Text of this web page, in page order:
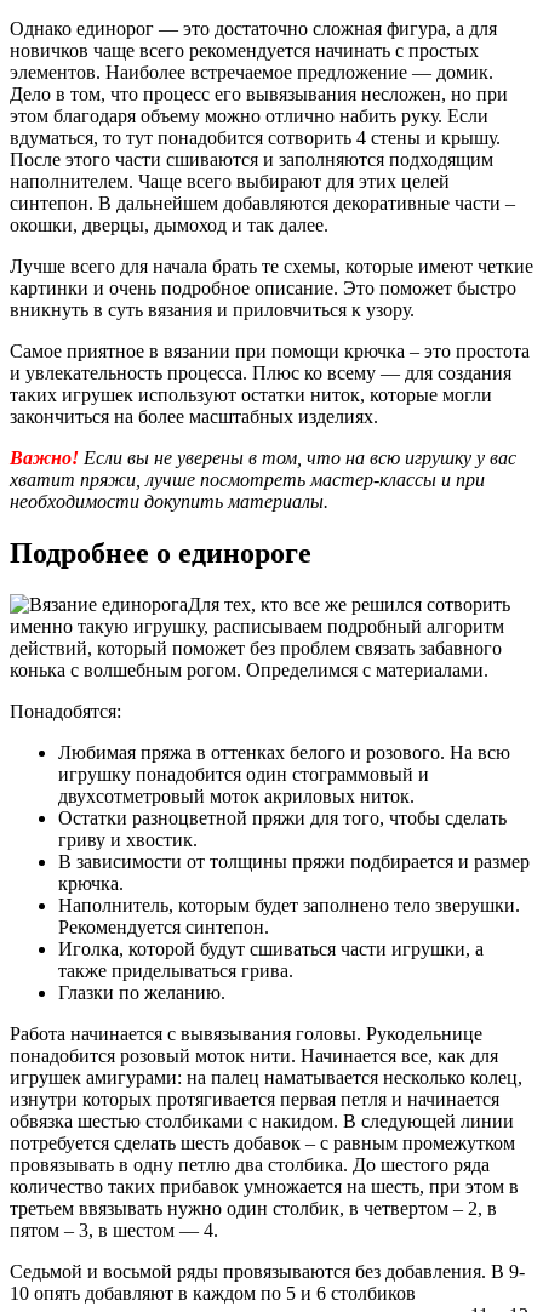
Однако единорог — это достаточно сложная фигура, а для
новичков чаще всего рекомендуется начинать с простых
элементов. Наиболее встречаемое предложение — домик.
Дело в том, что процесс его вывязывания несложен, но при
этом благодаря объему можно отлично набить руку. Если
вдуматься, то тут понадобится сотворить 4 стены и крышу.
После этого части сшиваются и заполняются подходящим
наполнителем. Чаще всего выбирают для этих целей
синтепон. В дальнейшем добавляются декоративные части –
окошки, дверцы, дымоход и так далее.
Лучше всего для начала брать те схемы, которые имеют четкие
картинки и очень подробное описание. Это поможет быстро
вникнуть в суть вязания и приловчиться к узору.
Самое приятное в вязании при помощи крючка – это простота
и увлекательность процесса. Плюс ко всему — для создания
таких игрушек используют остатки ниток, которые могли
закончиться на более масштабных изделиях.
Важно! Если вы не уверены в том, что на всю игрушку у вас
хватит пряжи, лучше посмотреть мастер-классы и при
необходимости докупить материалы.
Подробнее о единороге
Для тех, кто все же решился сотворить
именно такую игрушку, расписываем подробный алгоритм
действий, который поможет без проблем связать забавного
конька с волшебным рогом. Определимся с материалами.
Понадобятся:
Любимая пряжа в оттенках белого и розового. На всю
игрушку понадобится один стограммовый и
двухсотметровый моток акриловых ниток.
Остатки разноцветной пряжи для того, чтобы сделать
гриву и хвостик.
В зависимости от толщины пряжи подбирается и размер
крючка.
Наполнитель, которым будет заполнено тело зверушки.
Рекомендуется синтепон.
Иголка, которой будут сшиваться части игрушки, а
также приделываться грива.
Глазки по желанию.
Работа начинается с вывязывания головы. Рукодельнице
понадобится розовый моток нити. Начинается все, как для
игрушек амигурами: на палец наматывается несколько колец,
изнутри которых протягивается первая петля и начинается
обвязка шестью столбиками с накидом. В следующей линии
потребуется сделать шесть добавок – с равным промежутком
провязывать в одну петлю два столбика. До шестого ряда
количество таких прибавок умножается на шесть, при этом в
третьем ввязывать нужно один столбик, в четвертом – 2, в
пятом – 3, в шестом — 4.
Седьмой и восьмой ряды провязываются без добавления. В 9-
10 опять добавляют в каждом по 5 и 6 столбиков